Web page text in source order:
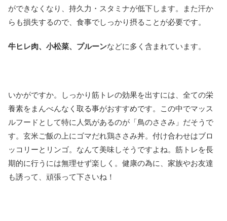
ができなくなり、持久力・スタミナが低下します。また汗か
らも損失するので、食事でしっかり摂ることが必要です。
牛ヒレ肉、小松菜、プルーンなどに多く含まれています。
いかがですか。しっかり筋トレの効果を出すには、全ての栄
養素をまんべんなく取る事がおすすめです。この中でマッス
ルフードとして特に人気があるのが「鳥のささみ」だそうで
す。玄米ご飯の上にゴマだれ鶏ささみ丼。付け合わせはブロ
ッコリーとリンゴ。なんて美味しそうですよね。筋トレを長
期的に行うには無理せず楽しく。健康の為に、家族やお友達
も誘って、頑張って下さいね！